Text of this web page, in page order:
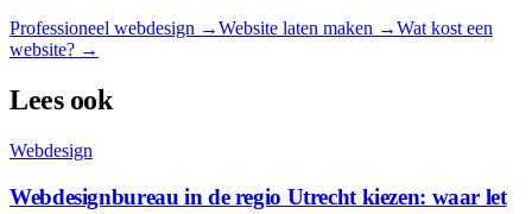
Professioneel webdesign →Website laten maken →Wat kost een
website? →
Lees ook
Webdesign
Webdesignbureau in de regio Utrecht kiezen: waar let